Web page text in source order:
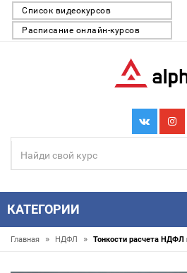
Список видеокурсов
Расписание онлайн-курсов
КАТЕГОРИИ
Главная » НДФЛ » Тонкости расчета НДФЛ